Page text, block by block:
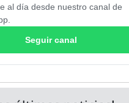
al día desde nuestro canal de
Seguir canal